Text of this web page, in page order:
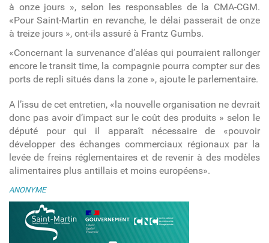
à onze jours », selon les responsables de la CMA-CGM.
«Pour Saint-Martin en revanche, le délai passerait de onze
à treize jours », ont-ils assuré à Frantz Gumbs.
«Concernant la survenance d’aléas qui pourraient rallonger
encore le transit time, la compagnie pourra compter sur des
ports de repli situés dans la zone », ajoute le parlementaire.
A l’issu de cet entretien, «la nouvelle organisation ne devrait
donc pas avoir d’impact sur le coût des produits » selon le
député pour qui il apparaît nécessaire de «pouvoir
développer des échanges commerciaux régionaux par la
levée de freins réglementaires et de revenir à des modèles
alimentaires plus antillais et moins européens».
ANONYME